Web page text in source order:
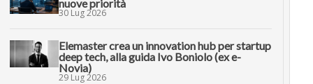
nuove priorità
30 Lug 2026
Elemaster crea un innovation hub per startup
deep tech, alla guida Ivo Boniolo (ex e-
Novia)
29 Lug 2026